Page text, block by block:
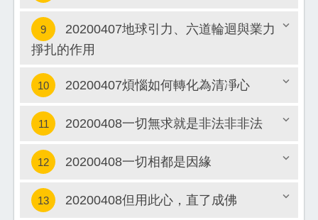
關閉
9
20200407地球引力、六道輪迴與業力
掙扎的作用
關閉
10 20200407煩惱如何轉化為清凈心
關閉
11 20200408一切無求就是非法非非法
關閉
12 20200408一切相都是因緣
13 20200408但用此心，直了成佛